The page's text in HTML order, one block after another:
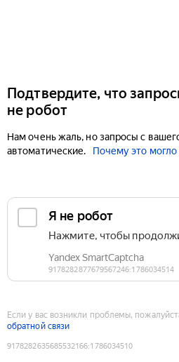
Подтвердите, что
не робот
Нам очень жаль, но запросы с
автоматические.
Почему это могло
Если у вас возникли проблемы,
обратной связи
9178282635685532166:1786034510